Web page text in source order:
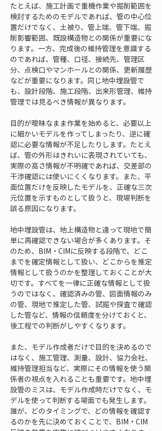
たとえば、施工計画で重機作業や掘削範囲を
検討するためのモデルであれば、管の中心位
置だけでなく、土被り、管上端、管下端、掘
削影響範囲、既設構造物との関係が重要にな
ります。一方、完成後の維持管理を意識する
のであれば、管種、口径、接続先、管理区
分、点検口やマンホールとの関係、更新履歴
などが重要になります。同じ地中埋設管で
も、設計段階、施工段階、出来形管理、維持
管理では見るべき情報が異なります。
目的が曖昧なまま作業を始めると、必要以上
に細かいモデルを作ってしまったり、逆に確
認に必要な情報が不足したりします。たとえ
ば、管の外形はきれいに表現されていても、
実際の高さ情報が不明確であれば、交差部の
干渉確認には使いにくくなります。また、平
面位置だけを反映したモデルを、正確な三次
元位置を示すものとして扱うと、現場判断を
誤る原因になります。
地中埋設管は、地上構造物と違って現地で簡
単に再確認できない場合が多くあります。そ
のため、BIM・CIMに反映する段階で、どこ
までを確定情報として扱い、どこからを推定
情報として扱うのかを整理しておくことが大
切です。すべてを一律に正確な情報として扱
うのではなく、確認済みの管、図面情報のみ
の管、現地で推定した管、試掘や探査で確認
した管など、情報の信頼度を分けておくと、
後工程での判断がしやすくなります。
また、モデル作成者だけで目的を決めるので
はなく、施工管理、測量、設計、協力会社、
維持管理担当など、実際にその情報を使う関
係者の視点を入れることも重要です。地中埋
設管のミスは、モデル作成時だけでなく、モ
デルを使って判断する場面でも発生します。
誰が、どのタイミングで、どの情報を確認す
るのかを先に決めておくことで、BIM・CIM